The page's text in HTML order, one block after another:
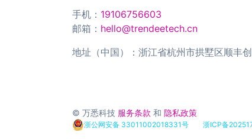
手机： 19106756603
邮箱： hello@trendeetech.cn
地址（中国）：浙江省杭州市拱墅区顺丰
© 万悉科技 服务条款 和 隐私政策
浙公网安备 33011002018331号 浙ICP备